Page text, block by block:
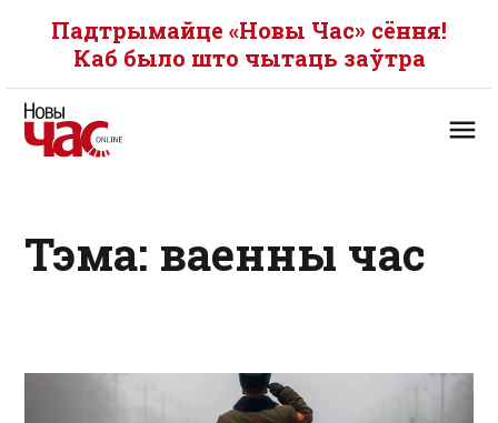
Падтрымайце «Новы Час» сёння!
Каб было што чытаць заўтра
Тэма: ваенны час